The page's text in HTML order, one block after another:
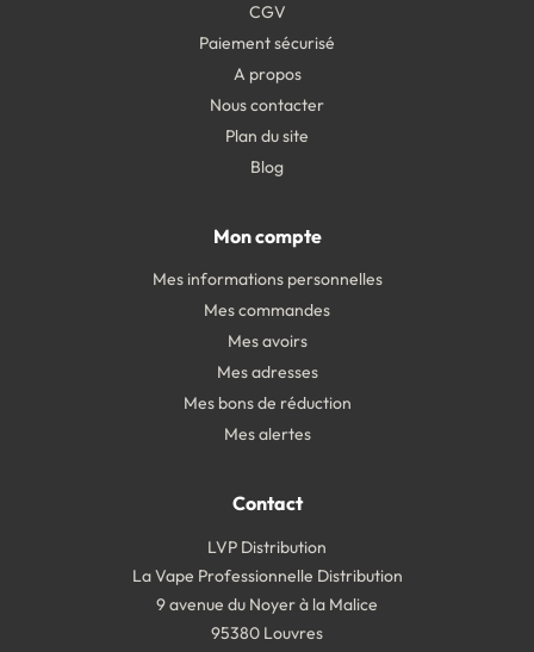
CGV
Paiement sécurisé
A propos
Nous contacter
Plan du site
Blog
Mon compte
Mes informations personnelles
Mes commandes
Mes avoirs
Mes adresses
Mes bons de réduction
Mes alertes
Contact
LVP Distribution
La Vape Professionnelle Distribution
9 avenue du Noyer à la Malice
95380 Louvres